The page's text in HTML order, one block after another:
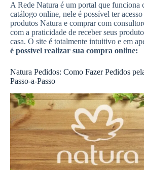
A Rede Natura é um portal que funciona
catálogo online, nele é possível ter
produtos Natura e comprar com
com a praticidade de receber seus
casa. O site é totalmente intuitivo e em
é possível realizar sua compra online:
Natura Pedidos: Como Fazer Pedidos
Passo-a-Passo